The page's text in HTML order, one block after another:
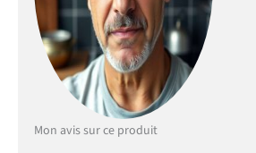
de nettoyage
L’évier est
interrupteur
table, qui peut
Mon avis sur ce produit